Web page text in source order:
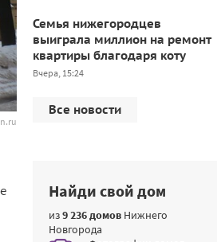
Семья нижегородцев
выиграла миллион на ремонт
квартиры благодаря коту
Вчера, 15:24
Все новости
Найди свой дом
из9 236 домов Нижнего
Новгорода